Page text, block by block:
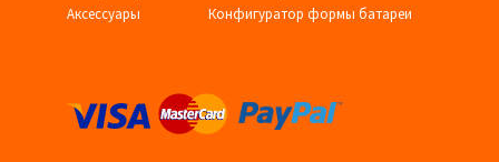
Аксессуары
Конфигуратор формы батареи